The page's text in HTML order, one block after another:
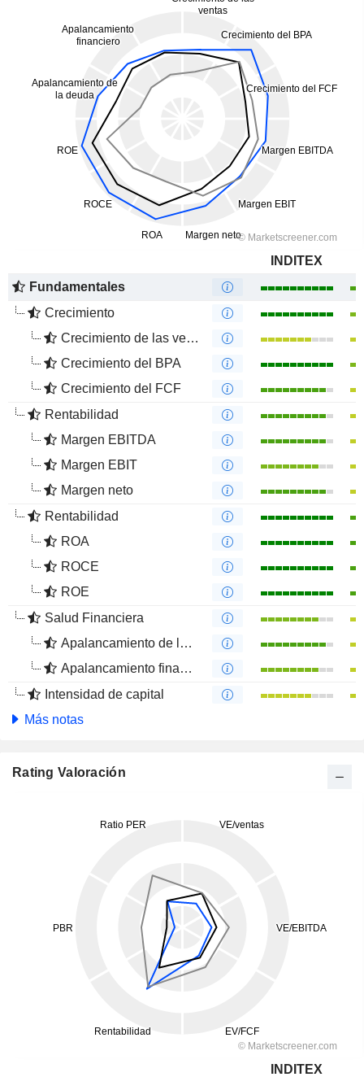
INDITEX
Fundamentales
Crecimiento
Crecimiento de las ventas
Crecimiento del BPA
Crecimiento del FCF
Rentabilidad
Margen EBITDA
Margen EBIT
Margen neto
Rentabilidad
ROA
ROCE
ROE
Salud Financiera
Apalancamiento de la deuda
Apalancamiento financiero
Intensidad de capital
Más notas
Rating Valoración
INDITEX